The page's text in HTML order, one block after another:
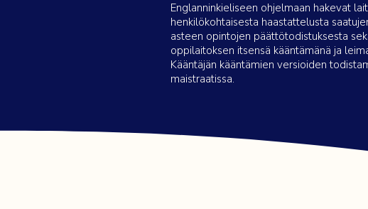
Englanninkieliseen ohjelmaan hakevat
henkilökohtaisesta haastattelusta
asteen opintojen päättötodistuksesta
oppilaitoksen itsensä kääntämänä ja
Kääntäjän kääntämien versioiden
maistraatissa.